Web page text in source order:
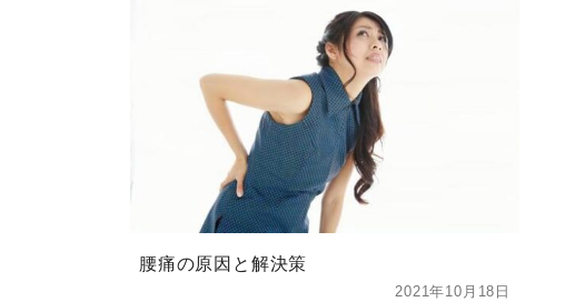
腰痛の原因と解決策
2021年10月18日